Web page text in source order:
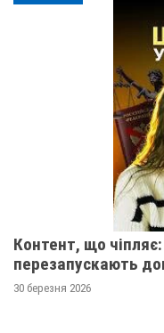
Контент, що
перезапускають
30 березня 2026